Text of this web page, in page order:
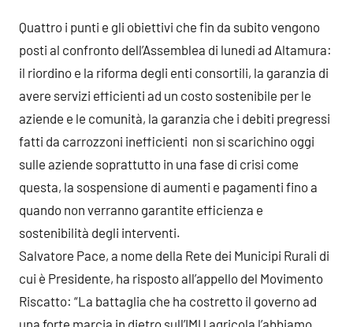
Quattro i punti e gli obiettivi che fin da subito vengono
posti al confronto dell’Assemblea di lunedi ad Altamura:
il riordino e la riforma degli enti consortili, la garanzia di
avere servizi efficienti ad un costo sostenibile per le
aziende e le comunità, la garanzia che i debiti pregressi
fatti da carrozzoni inefficienti non si scarichino oggi
sulle aziende soprattutto in una fase di crisi come
questa, la sospensione di aumenti e pagamenti fino a
quando non verranno garantite efficienza e
sostenibilità degli interventi.
Salvatore Pace, a nome della Rete dei Municipi Rurali di
cui è Presidente, ha risposto all’appello del Movimento
Riscatto: “La battaglia che ha costretto il governo ad
una forte marcia in dietro sull’IMU agricola l’abbiamo